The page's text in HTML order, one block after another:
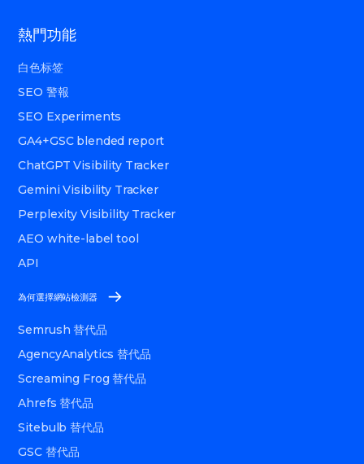
熱門功能
白色标签
SEO 警報
SEO Experiments
GA4+GSC blended report
ChatGPT Visibility Tracker
Gemini Visibility Tracker
Perplexity Visibility Tracker
AEO white-label tool
API
為何選擇網站檢測器
Semrush 替代品
AgencyAnalytics 替代品
Screaming Frog 替代品
Ahrefs 替代品
Sitebulb 替代品
GSC 替代品